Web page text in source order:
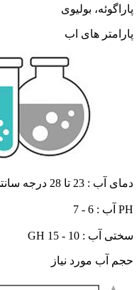
پاراگوئه، بولیوی
پارامتر های اب
دمای آب : 23 تا 28 درجه سانتی گراد
PH آب : 6 - 7
سختی آب : 10 - 15 GH
حجم آب مورد نیاز